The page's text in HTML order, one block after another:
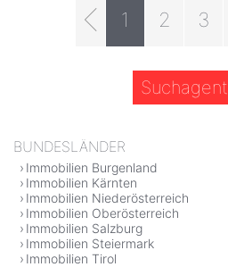
1 2 3
Suchagent
BUNDESLÄNDER
Immobilien Burgenland
Immobilien Kärnten
Immobilien Niederösterreich
Immobilien Oberösterreich
Immobilien Salzburg
Immobilien Steiermark
Immobilien Tirol